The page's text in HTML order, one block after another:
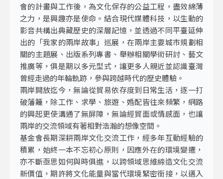
會的計畫與工作後，為文化保存的公益工程，盡效綿薄
之力，是興趣亦是使命。結合現代媒體科技，以生動的
影音共構出典藏歷史的深層記憶，並透過不同平臺延伸
出的「我家的兩岸故事」巡展，在兩岸主要城市規劃相
關的主題展、出版系列專書、舉辦相關學術研討、藝文
推廣等，俱是期以多元型式，讓更多人親近並認識臺灣
曾經走過的年輪軌跡，參與跨越時代的歷史體驗。
兩岸開放迄今，無論從貿易依存度到日常生活，逐一打
破藩籬，除工作、求學、旅遊、婚配皆往來頻繁，網路
的興起更使溝通了無屏障，無論經貿面或情感面，也讓
兩岸的交流領域有著相對浩瀚的想像空間。
基金會長期深耕兩岸文化交流工作，經多年互動經驗的
積累，始終一本不忘初心原則，因應外在的環境變遷，
亦不斷亟思如何與時俱進，以跨領域思維締造文化交流
新價值，期許將文化能量與當代環境緊密銜接，以邁入